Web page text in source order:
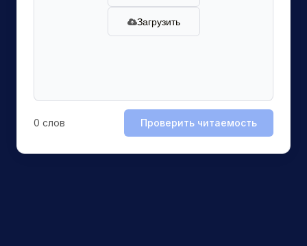
Загрузить
0 слов Проверить читаемость